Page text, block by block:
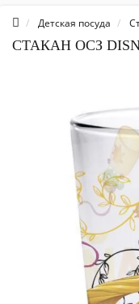
Детская посуда
СТАКАН ОСЗ